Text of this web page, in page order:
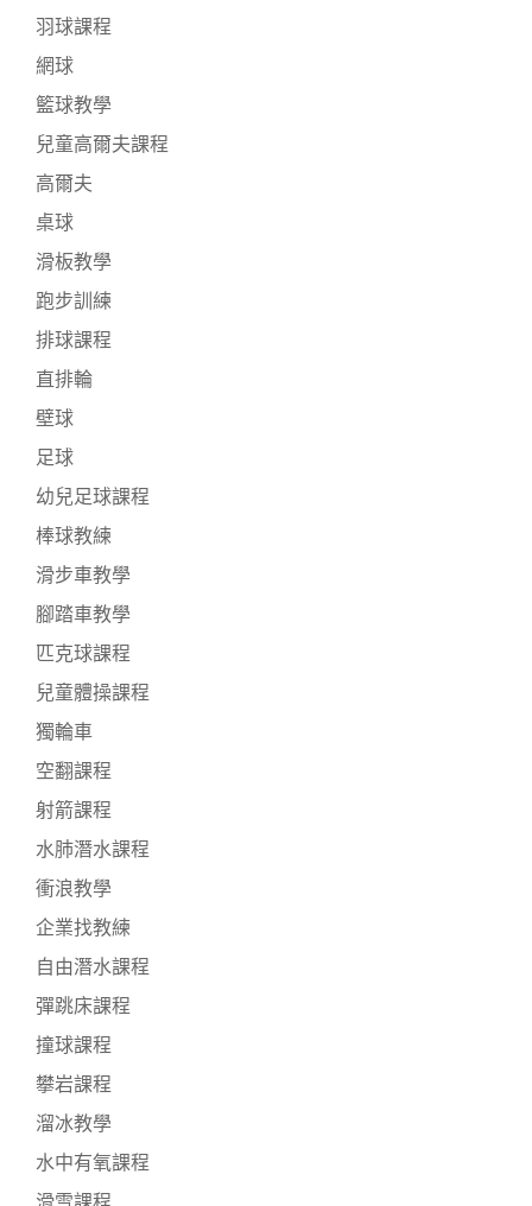
羽球課程
網球
籃球教學
兒童高爾夫課程
高爾夫
桌球
滑板教學
跑步訓練
排球課程
直排輪
壁球
足球
幼兒足球課程
棒球教練
滑步車教學
腳踏車教學
匹克球課程
兒童體操課程
獨輪車
空翻課程
射箭課程
水肺潛水課程
衝浪教學
企業找教練
自由潛水課程
彈跳床課程
撞球課程
攀岩課程
溜冰教學
水中有氧課程